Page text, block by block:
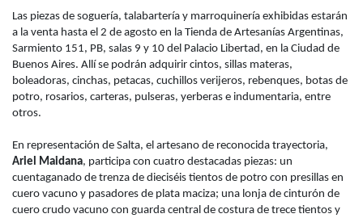
Las piezas de soguería, talabartería y marroquinería exhibidas estarán
a la venta hasta el 2 de agosto en la Tienda de Artesanías Argentinas,
Sarmiento 151, PB, salas 9 y 10 del Palacio Libertad, en la Ciudad de
Buenos Aires. Allí se podrán adquirir cintos, sillas materas,
boleadoras, cinchas, petacas, cuchillos verijeros, rebenques, botas de
potro, rosarios, carteras, pulseras, yerberas e indumentaria, entre
otros.
En representación de Salta, el artesano de reconocida trayectoria,
Ariel Maidana, participa con cuatro destacadas piezas: un
cuentaganado de trenza de dieciséis tientos de potro con presillas en
cuero vacuno y pasadores de plata maciza; una lonja de cinturón de
cuero crudo vacuno con guarda central de costura de trece tientos y